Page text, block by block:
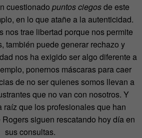
cuestionado puntos ciegosde este
en lo que atañe a la autenticidad.
nos trae libertad porque nos permite
también puede generar rechazo y
nos ha exigido ser algo diferente a
ponernos máscaras para caer
de no ser quienes somos llevan a
que no van con nosotros. Y
raíz que los profesionales que han
siguen rescatando hoy día en
sus consultas.